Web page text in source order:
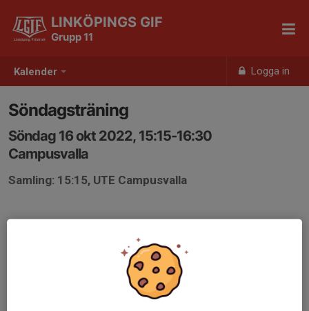
Kalender Logga in
LINKÖPINGS GIF
Grupp 11
Söndagsträning
Söndag 16 okt 2022, 15:15-16:30
Campusvalla
Samling: 15:15, UTE Campusvalla